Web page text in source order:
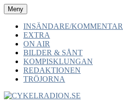
Hoppa
till
innehåll
CYKELRADION.SE
-av cyklister -för cyklister -med cyklister
Meny
INSÄNDARE/
EXTRA
ON AIR
BILDER & SÅNT
KOMPISKLUNGAN
REDAKTIONEN
TRÖJORNA